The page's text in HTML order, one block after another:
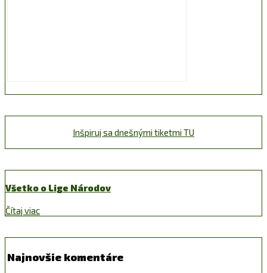
Inšpiruj sa dnešnými tiketmi TU
Všetko o Lige Národov
Čítaj viac
Najnovšie komentáre